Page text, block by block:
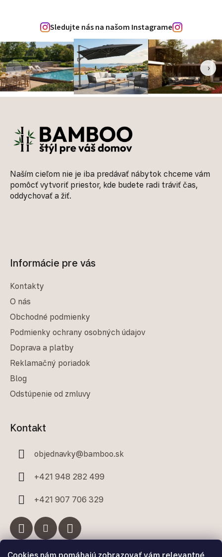
Cookies nám pomáhajú zobrazovať vám relevantné
Sledujte nás na našom Instagrame
‹ ›
Naším cieľom nie je iba predávať nábytok chceme vám
pomôcť vytvoriť priestor, kde budete radi tráviť čas,
oddychovať a žiť.
Informácie pre vás
Kontakty
O nás
Obchodné podmienky
Podmienky ochrany osobných údajov
Doprava a platby
Reklamačný poriadok
Blog
Odstúpenie od zmluvy
Kontakt
objednavky@bamboo.sk
+421 948 282 499
+421 907 706 329